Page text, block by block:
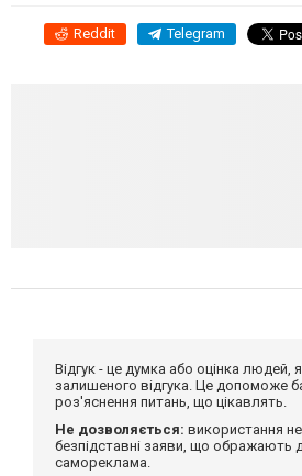
Reddit Telegram
Відгук - це думка або оцінка
залишеного відгука. Це допоможе
роз'яснення питань, що цікавлять.
Не дозволяється: використання
безпідставні заяви, що ображають
самореклама.